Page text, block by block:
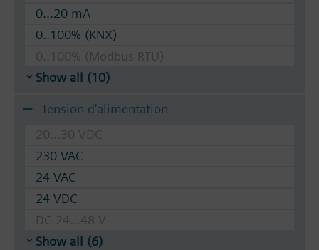
0...20 mA
0..100% (KNX)
0..100% (Modbus RTU)
Show all (10)
Tension d'alimentation
20...30 VDC
230 VAC
24 VAC
24 VDC
DC 24...48 V
Show all (6)